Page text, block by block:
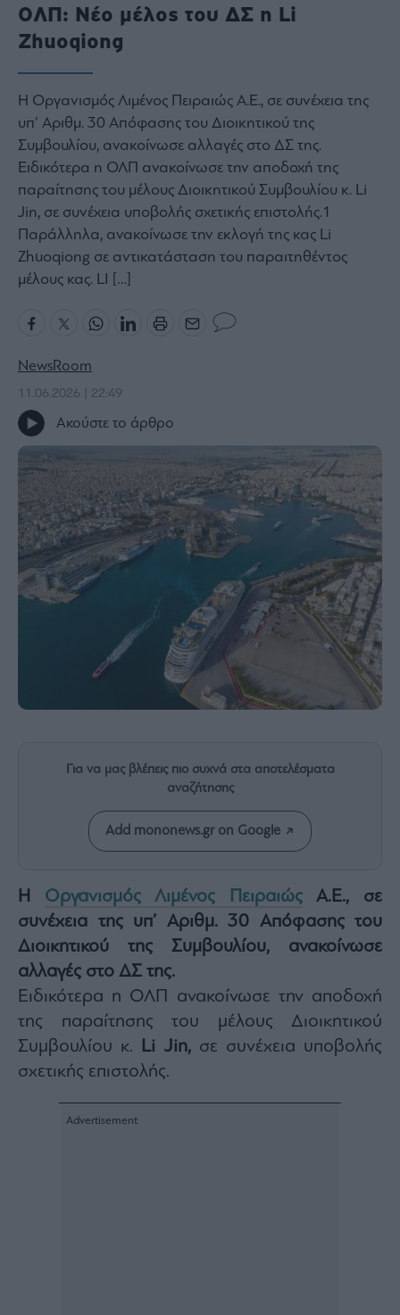
Ενέργεια
Πολιτική
Law
Bloomberg
Financial
Times
The
Wiseman
301
Story
Media
Winners
&
Επι-
θετικά
Rumors
ESG
Today
Mononews2030
Υγεία
Architecture
&
Design
Fashion
Art
Watches
Yachts
ΟΛΠ: Νέο μέλος του ΔΣ η Li
Zhuoqiong
H Οργανισμός Λιμένος Πειραιώς Α.Ε., σε συνέχεια της
υπ’ Αριθμ. 30 Απόφασης του Διοικητικού της
Συμβουλίου, ανακοίνωσε αλλαγές στο ΔΣ της.
Ειδικότερα η ΟΛΠ ανακοίνωσε την αποδοχή της
παραίτησης του μέλους Διοικητικού Συμβουλίου κ. Li
Jin, σε συνέχεια υποβολής σχετικής επιστολής.1
Παράλληλα, ανακοίνωσε την εκλογή της κας Li
Zhuoqiong σε αντικατάσταση του παραιτηθέντος
μέλους κας. LI […]
NewsRoom
11.06.2026 | 22:49
Ακούστε το άρθρο
Για να μας βλέπεις πιο συχνά στα αποτελέσματα
αναζήτησης
Add mononews.gr on Google
H Οργανισμός Λιμένος ΠειραιώςΑ.Ε., σε
συνέχεια της υπ’ Αριθμ. 30 Απόφασης του
Διοικητικού της Συμβουλίου, ανακοίνωσε
αλλαγές στο ΔΣ της.
Ειδικότερα η ΟΛΠ ανακοίνωσε την αποδοχή
της παραίτησης του μέλους Διοικητικού
Συμβουλίου κ. Li Jin,σε συνέχεια υποβολής
σχετικής επιστολής.